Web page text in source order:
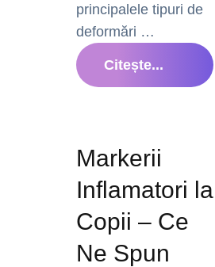
principalele tipuri de
deformări …
Citește...
Markerii
Inflamatori la
Copii – Ce
Ne Spun